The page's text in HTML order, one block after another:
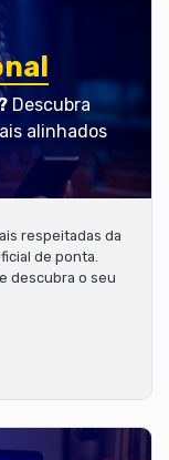
Descubra
alinhados
respeitadas da
de ponta.
e descubra o seu